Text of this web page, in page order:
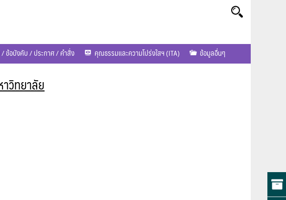
ข้อบังคับ / ประกาศ / คำสั่ง คุณธรรมและความโปร่งใสฯ (ITA) ข้อมูลอื่นๆ
วิทยาลัย